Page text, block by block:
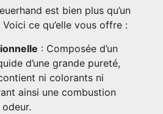
est bien plus qu’un
ce qu’elle vous offre :
: Composée d’un
d’une grande pureté,
ni colorants ni
ainsi une combustion